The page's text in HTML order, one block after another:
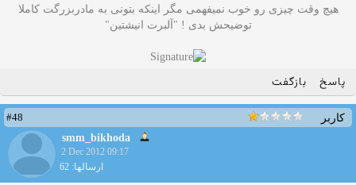
هیچ وقت چیزی رو خوب نمیفهمی مگر اینکه بتونی به مادربزرگت کاملا
توضیحش بدی ! "آلبرت انیشتین"
پاسخ بازگفت
کاربر
#48
smm_bikhoda
2 Dec 2012 09:17
ارسالها: 62